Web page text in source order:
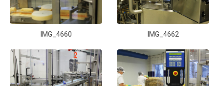
IMG_4660 IMG_4662